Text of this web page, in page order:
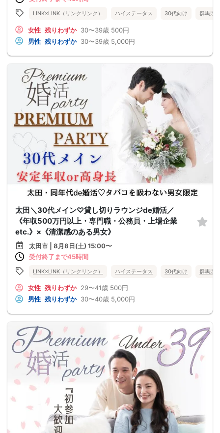
LINK×LINK（リンクリンク） ハイステータス 30代向け 群馬県
女性 残りわずか 30〜39歳 500円
男性 残りわずか 30〜39歳 5,000円
太田＼30代メイン♡貸し切りラウンジde婚活／
《年収500万円以上・専門職・公務員・上場企業
etc.》×《清潔感のある男女》
太田市 | 8月8日(土) 15:00〜
受付終了まで45時間
LINK×LINK（リンクリンク） ハイステータス 30代向け 群馬県
女性 残りわずか 29〜41歳 500円
男性 残りわずか 30〜40歳 5,000円